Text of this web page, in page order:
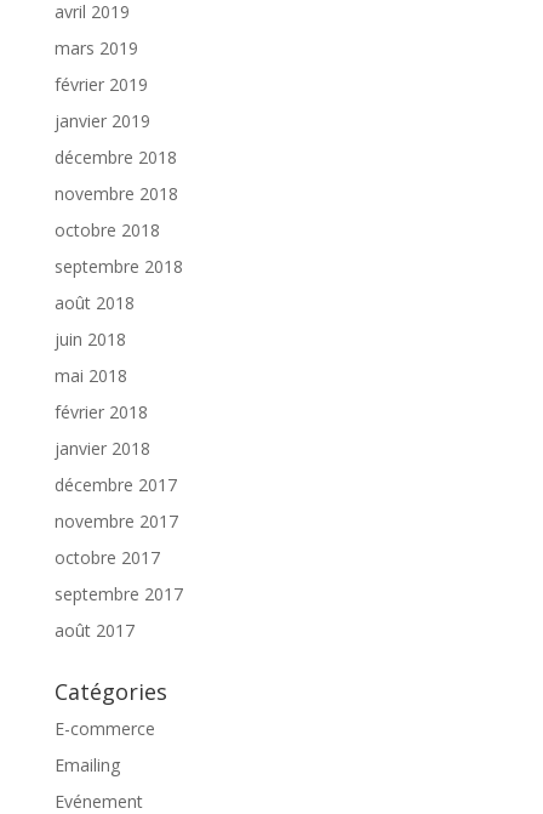
avril 2019
mars 2019
février 2019
janvier 2019
décembre 2018
novembre 2018
octobre 2018
septembre 2018
août 2018
juin 2018
mai 2018
février 2018
janvier 2018
décembre 2017
novembre 2017
octobre 2017
septembre 2017
août 2017
Catégories
E-commerce
Emailing
Evénement